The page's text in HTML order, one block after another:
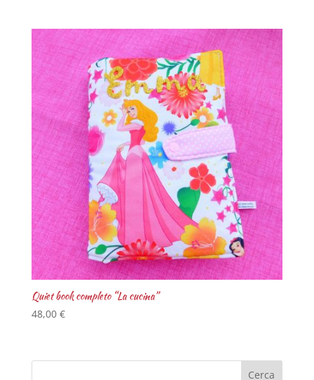
Quiet book completo “La cucina”
48,00 €